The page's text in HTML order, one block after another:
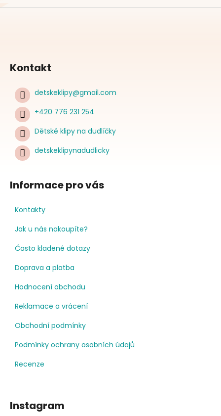
Kontakt
detskeklipy@gmail.com
+420 776 231 254
Dětské klipy na dudlíčky
detskeklipynadudlicky
Informace pro vás
Kontakty
Jak u nás nakoupíte?
Často kladené dotazy
Doprava a platba
Hodnocení obchodu
Reklamace a vrácení
Obchodní podmínky
Podmínky ochrany osobních údajů
Recenze
Instagram